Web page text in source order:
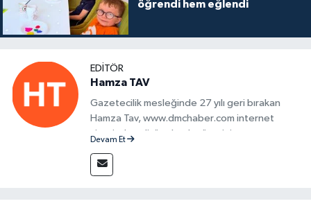
öğrendi hem eğlendi
EDITÖR
Hamza TAV
Gazetecilik mesleğinde 27 yılı geri bırakan
Hamza Tav, www.dmchaber.com internet
sitesinde editör olarak görevini
Devam Et